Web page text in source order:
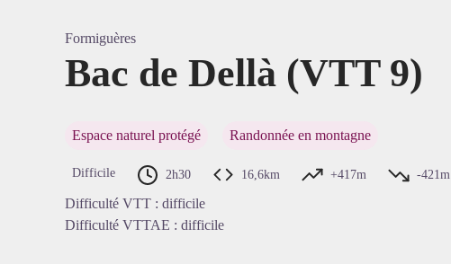
Formiguères
Bac de Dellà (VTT 9)
Espace naturel protégé Randonnée en montagne
Difficile 2h30 16,6km +417m -421m
Difficulté VTT : difficile
Difficulté VTTAE : difficile